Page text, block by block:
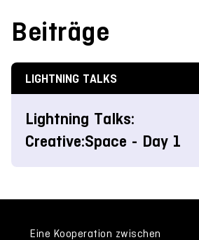
Beiträge
LIGHTNING TALKS
Lightning Talks:
Creative:Space - Day 1
Eine Kooperation zwischen